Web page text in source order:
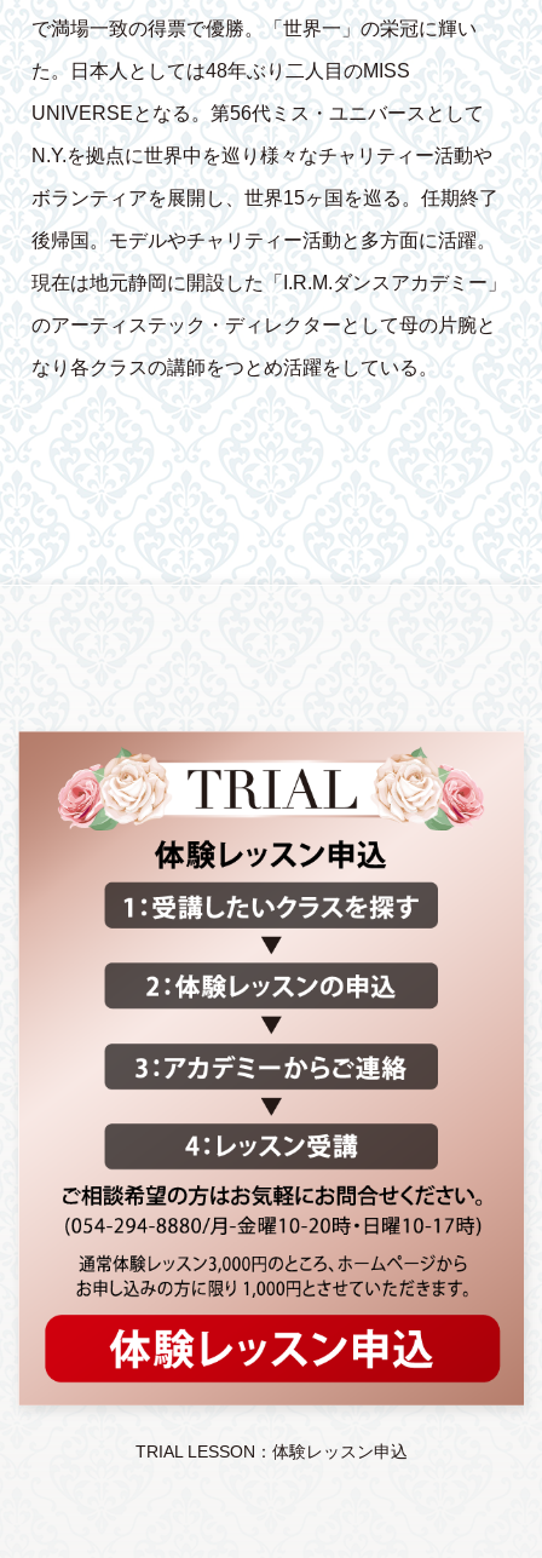
で満場一致の得票で優勝。「世界一」の栄冠に輝い
た。日本人としては48年ぶり二人目のMISS
UNIVERSEとなる。第56代ミス・ユニバースとして
N.Y.を拠点に世界中を巡り様々なチャリティー活動や
ボランティアを展開し、世界15ヶ国を巡る。任期終了
後帰国。モデルやチャリティー活動と多方面に活躍。
現在は地元静岡に開設した「I.R.M.ダンスアカデミー」
のアーティステック・ディレクターとして母の片腕と
なり各クラスの講師をつとめ活躍をしている。
TRIAL LESSON：体験レッスン申込